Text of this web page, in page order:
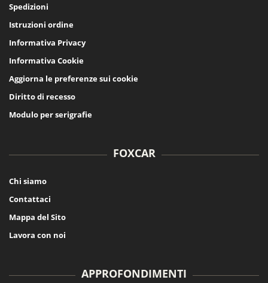
Spedizioni
Istruzioni ordine
Informativa Privacy
Informativa Cookie
Aggiorna le preferenze sui cookie
Diritto di recesso
Modulo per serigrafie
FOXCAR
Chi siamo
Contattaci
Mappa del Sito
Lavora con noi
APPROFONDIMENTI